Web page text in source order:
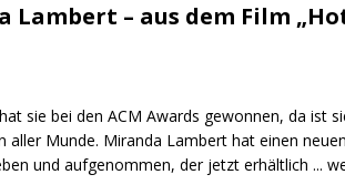
für Euer Vertrauen: Country.de erreicht
Lambert – aus dem Film
sie bei den ACM Awards gewonnen, da ist
aller Munde. Miranda Lambert hat einen
und aufgenommen, der jetzt erhältlich ...